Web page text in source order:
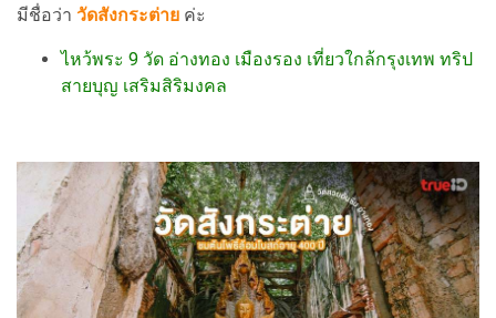
มีชื่อว่า วัดสังกระต่าย ค่ะ
ไหว้พระ 9 วัด อ่างทอง เมืองรอง เที่ยวใกล้กรุงเทพ ทริป
สายบุญ เสริมสิริมงคล